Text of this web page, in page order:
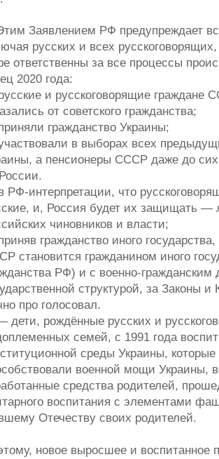
Заявлением РФ предупреждает
русских и всех
ответственны за все процессы
2020 года:
и русскоговорящие граждане
от советского гражданства;
гражданство Украины;
в выборах всех
а пенсионеры СССР даже до
РФ-интерпретации, что
и, Россия будет их защищать —
чиновников и власти;
гражданство иного
становится гражданином иного
РФ) и с военно-гражданским
структурой, за Законы
про голосовал.
дети, рождённые русских и
семей, с 1991 года
среды Украины,
военной мощи Украины,
средства родителей,
воспитания с элементами
Отечеству своих родителей.
новое выросшее и воспитанное